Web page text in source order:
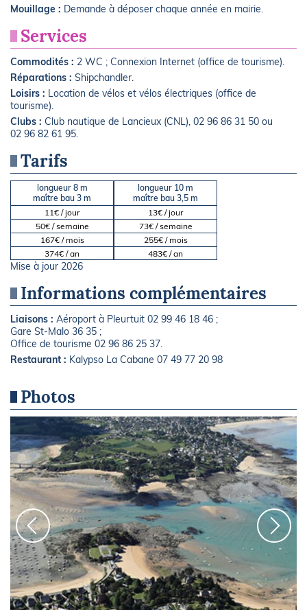
Mouillage : Demande à déposer chaque année en mairie.
Services
Commodités : 2 WC ; Connexion Internet (office de tourisme).
Réparations : Shipchandler.
Loisirs : Location de vélos et vélos électriques (office de
tourisme).
Clubs : Club nautique de Lancieux (CNL), 02 96 86 31 50 ou
02 96 82 61 95.
Tarifs
longueur 8 m
maître bau 3 m
11€ / jour
50€ / semaine
167€ / mois
374€ / an
longueur 10 m
maître bau 3,5 m
13€ / jour
73€ / semaine
255€ / mois
483€ / an
Mise à jour 2026
Informations complémentaires
Liaisons : Aéroport à Pleurtuit 02 99 46 18 46 ;
Gare St-Malo 36 35 ;
Office de tourisme 02 96 86 25 37.
Restaurant : Kalypso La Cabane 07 49 77 20 98
Photos